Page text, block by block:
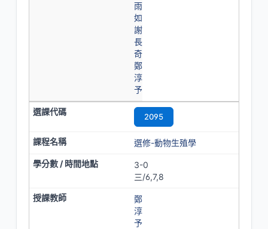
雨
如
謝
長
奇
鄭
淳
予
2095
選修-動物生殖學
3-0
三/6,7,8
鄭
淳
予